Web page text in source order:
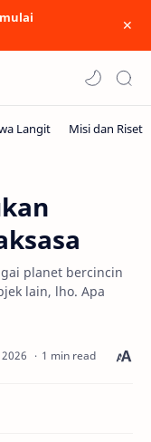
mulai
planet bercincin
lain, lho. Apa
1 min read